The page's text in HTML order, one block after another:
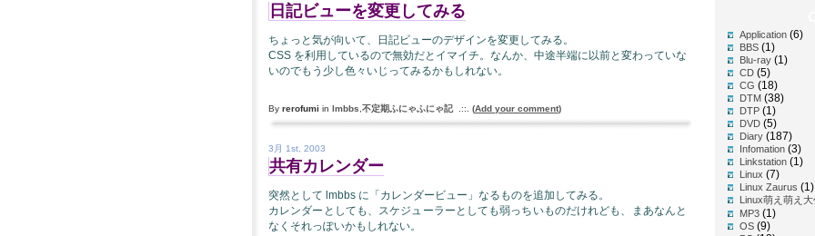
日記ビューを変更してみる
ちょっと気が向いて、日記ビューのデザインを変更してみる。
CSS を利用しているので無効だとイマイチ。なんか、中途半端に以前と変わっていな
いのでもう少し色々いじってみるかもしれない。
By rerofumi in lmbbs 不定期ふにゃふにゃ記.::. (Add your comment)
3月 1st, 2003
共有カレンダー
突然として lmbbs に「カレンダービュー」なるものを追加してみる。
カレンダーとしても、スケジューラーとしても弱っちいものだけれども、まあなんと
なくそれっぽいかもしれない。
Application (6)
BBS (1)
Blu-ray (1)
CD (5)
CG (18)
DTM (38)
DTP (1)
DVD (5)
Diary (187)
Infomation (3)
Linkstation (1)
Linux (7)
Linux Zaurus (1)
Linux萌え萌え
MP3 (1)
OS (9)